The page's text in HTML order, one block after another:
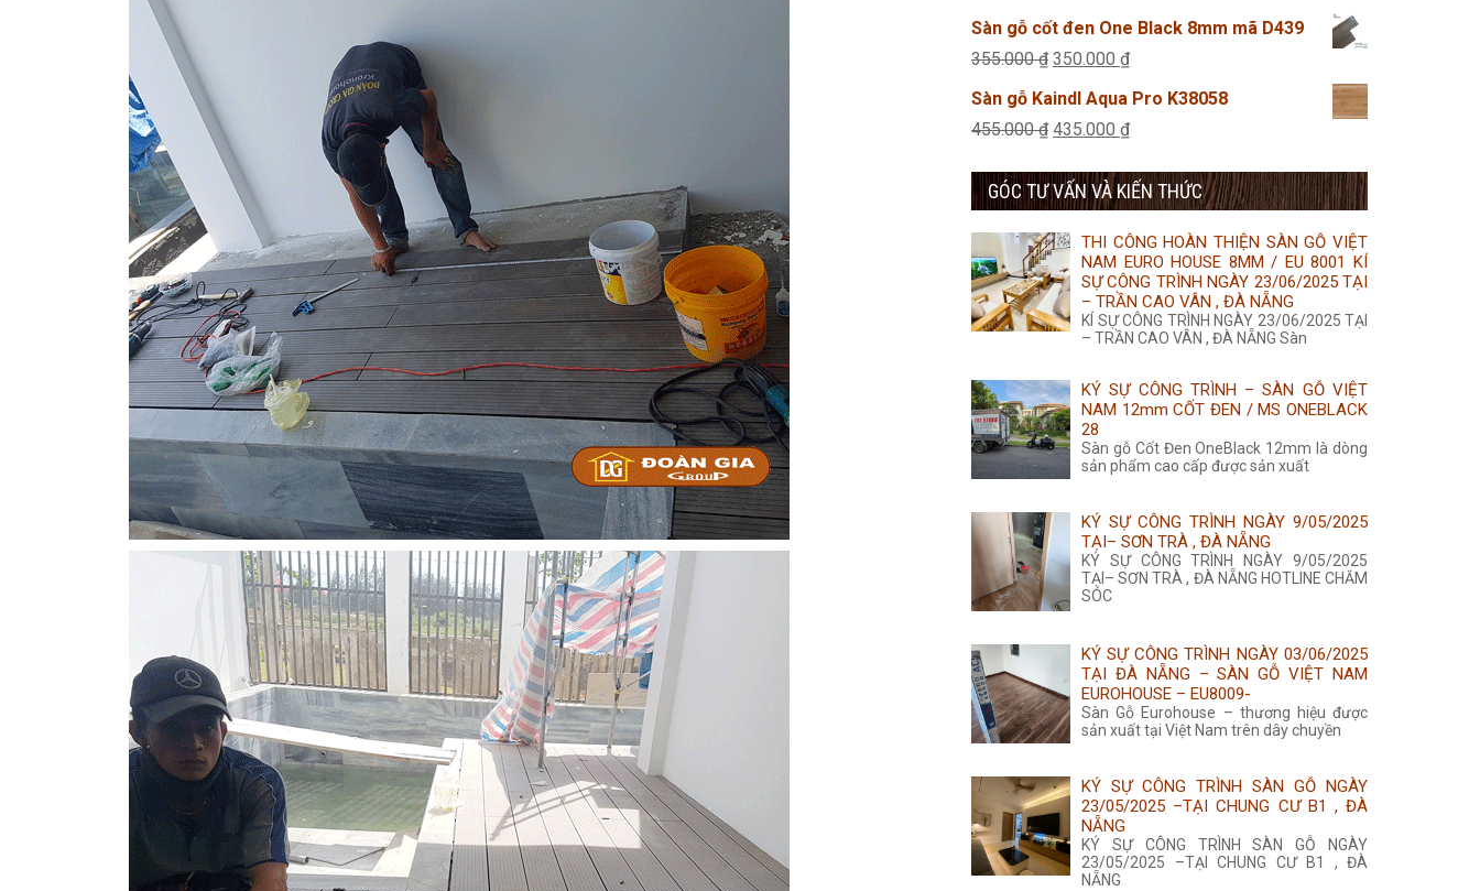
350.000 ₫.
gốc
là:
hiện
tại
285.000 ₫.
Sàn gỗ cốt đen One Black 8mm mã D439
355.000₫ Giá
gốc
là:
350.000 ₫Giá
hiện
tại
350.000 ₫.
Sàn gỗ Kaindl Aqua Pro K38058
455.000₫ Giá
là:
435.000 ₫Giá
tại
435.000 ₫.
GÓC TƯ VẤN VÀ KIẾN THỨC
THI CÔNG HOÀN THIỆN SÀN GỖ VIỆT
NAM EURO HOUSE 8MM / EU 8001 KÍ
SỰ CÔNG TRÌNH NGÀY 23/06/2025 TẠI
– TRẦN CAO VÂN , ĐÀ NẴNG
KÍ SỰ CÔNG TRÌNH NGÀY 23/06/2025 TẠI
– TRẦN CAO VÂN , ĐÀ NẴNG Sàn
KÝ SỰ CÔNG TRÌNH – SÀN GỖ VIỆT
NAM 12mm CỐT ĐEN / MS ONEBLACK
28
Sàn gỗ Cốt Đen OneBlack 12mm là dòng
sản phẩm cao cấp được sản xuất
KÝ SỰ CÔNG TRÌNH NGÀY 9/05/2025
TẠI– SƠN TRÀ , ĐÀ NẴNG
KÝ SỰ CÔNG TRÌNH NGÀY 9/05/2025
TẠI– SƠN TRÀ , ĐÀ NẴNG HOTLINE CHĂM
SÓC
KÝ SỰ CÔNG TRÌNH NGÀY 03/06/2025
TẠI ĐÀ NẴNG – SÀN GỖ VIỆT NAM
EUROHOUSE – EU8009-
Sàn Gỗ Eurohouse – thương hiệu được
sản xuất tại Việt Nam trên dây chuyền
KÝ SỰ CÔNG TRÌNH SÀN GỖ NGÀY
23/05/2025 –TẠI CHUNG CƯ B1 , ĐÀ
NẴNG
KÝ SỰ CÔNG TRÌNH SÀN GỖ NGÀY
23/05/2025 –TẠI CHUNG CƯ B1 , ĐÀ
NẴNG